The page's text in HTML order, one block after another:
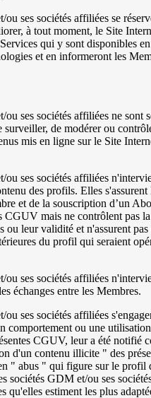
ses sociétés affiliées se
à tout moment, le Site
qui y sont disponibles
et en informeront les
ses sociétés affiliées ne sont
surveiller, de modérer ou
mis en ligne sur le Site
ou ses sociétés affiliées
des profils. Elles s'assurent
et de la souscription d’un
CGUV mais ne contrôlent pas
ou leur validité et n'assurent
du profil qui seraient
ou ses sociétés affiliées
échanges entre les Membres.
ses sociétés affiliées
comportement ou une
CGUV, leur a été notifié
d'un contenu illicite " des
" abus " qui figure sur le profil
sociétés GDM et/ou ses
qu'elles estiment les plus